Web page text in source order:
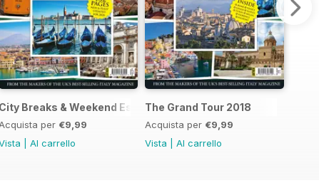
City Breaks & Weekend Escapes 2020
per €9,99
Al carrello
The Grand Tour 2018
Acquista per €9,99
Vista
Al carrello